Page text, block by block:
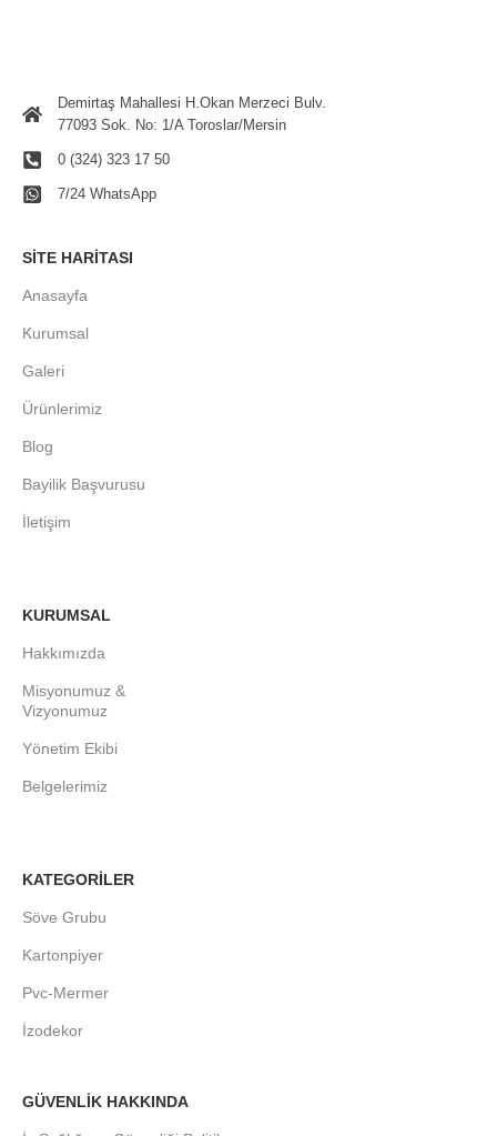
Demirtaş Mahallesi H.Okan Merzeci Bulv.
77093 Sok. No: 1/A Toroslar/Mersin
0 (324) 323 17 50
7/24 WhatsApp
SITE HARITASI
Anasayfa
Kurumsal
Galeri
Ürünlerimiz
Blog
Bayilik Başvurusu
İletişim
KURUMSAL
Hakkımızda
Misyonumuz &
Vizyonumuz
Yönetim Ekibi
Belgelerimiz
KATEGORİLER
Söve Grubu
Kartonpiyer
Pvc-Mermer
İzodekor
GÜVENLİK HAKKINDA